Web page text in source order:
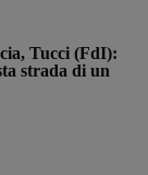
Tucci (FdI):
strada di un